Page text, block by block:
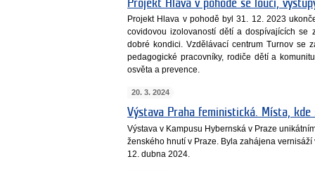
Projekt Hlava v pohodě se loučí,
Projekt Hlava v pohodě byl 31. 12. 2023
covidovou izolovaností dětí a dospívajících
dobré kondici. Vzdělávací centrum Turnov se
pedagogické pracovníky, rodiče dětí a
osvěta a prevence.
20. 3. 2024
Výstava Praha feministická. Místa,
Výstava v Kampusu Hybernská v Praze
ženského hnutí v Praze. Byla zahájena
12. dubna 2024.